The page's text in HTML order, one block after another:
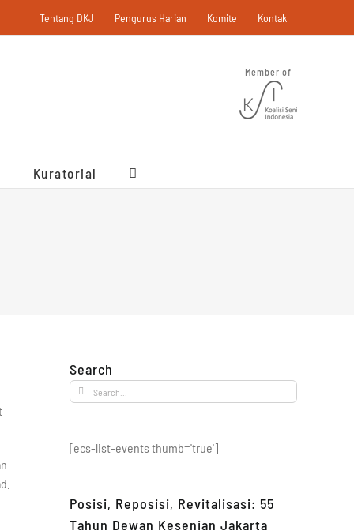
Tentang DKJ Pengurus Harian Komite Kontak
Member of
Kuratorial
Search
Search
for:
[ecs-list-events thumb='true']
Posisi, Reposisi, Revitalisasi: 55
Tahun Dewan Kesenian Jakarta